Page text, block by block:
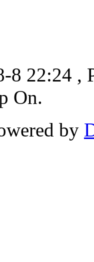
8 22:24 ,
On.
by